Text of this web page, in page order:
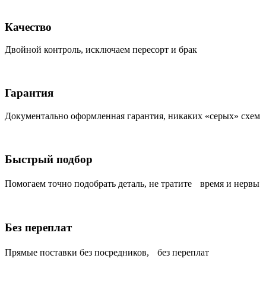
Качество
Двойной контроль, исключаем пересорт и брак
Гарантия
Документально оформленная гарантия, никаких «серых» схем
Быстрый подбор
Помогаем точно подобрать деталь, не тратите время и нервы
Без переплат
Прямые поставки без посредников, без переплат